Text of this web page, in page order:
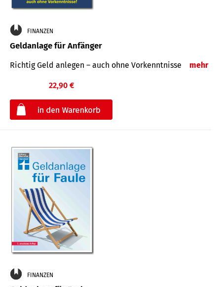
FINANZEN
Geldanlage für Anfänger
Richtig Geld anlegen – auch ohne Vorkenntnisse mehr
22,90 €
FINANZEN